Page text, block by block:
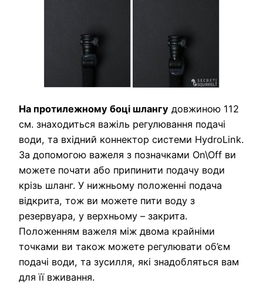
На протилежному боці шлангу довжиною 112
см. знаходиться важіль регулювання подачі
води, та вхідний коннектор системи HydroLink.
За допомогою важеля з позначками On\Off ви
можете почати або припинити подачу води
крізь шланг. У нижньому положенні подача
відкрита, тож ви можете пити воду з
резервуара, у верхньому – закрита.
Положенням важеля між двома крайніми
точками ви також можете регулювати об’єм
подачі води, та зусилля, які знадобляться вам
для її вживання.